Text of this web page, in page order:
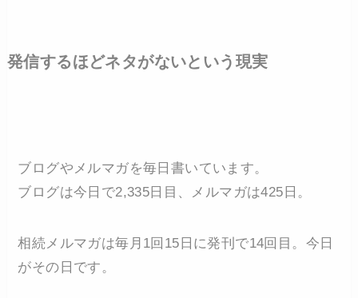
発信するほどネタがないという現実
ブログやメルマガを毎日書いています。
ブログは今日で2,335日目、メルマガは425日。
相続メルマガは毎月1回15日に発刊で14回目。今日
がその日です。